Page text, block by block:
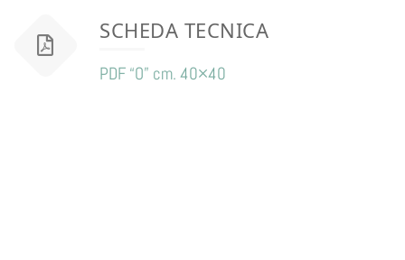
SCHEDA TECNICA
PDF “O” cm. 40×40